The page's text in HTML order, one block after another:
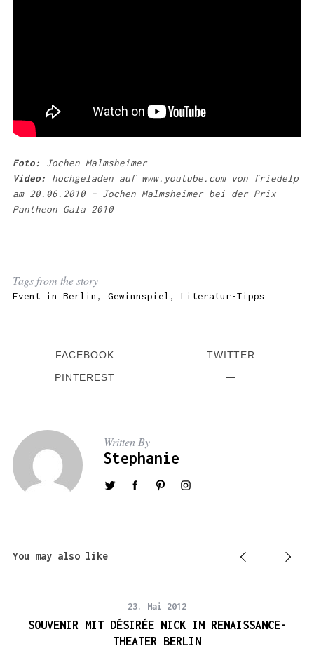
Foto:
Jochen Malmsheimer
Video:
hochgeladen auf www.youtube.com von friedelp
am 20.06.2010 – Jochen Malmsheimer bei der Prix
Pantheon Gala 2010
Tags from the story
Event in Berlin , Gewinnspiel , Literatur-Tipps
FACEBOOK TWITTER
PINTEREST
Written By
Stephanie
You may also like
23. Mai 2012
SOUVENIR MIT DÉSIRÉE NICK IM RENAISSANCE-
THEATER BERLIN